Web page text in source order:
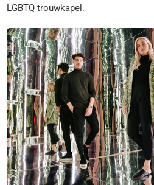
LGBTQ trouwkapel.